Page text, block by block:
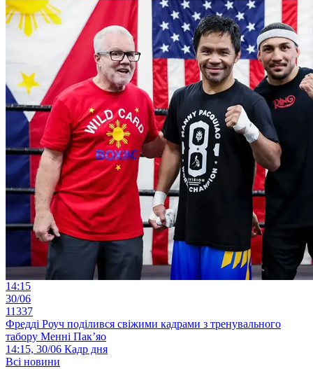
14:15
30/06
11337
Фредді Роуч поділився свіжими кадрами з тренувального
табору Менні Пак’яо
14:15, 30/06 Кадр дня
Всі новини